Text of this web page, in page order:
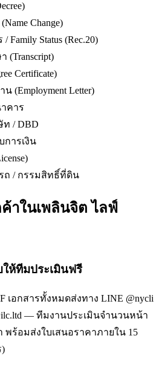
Change)
Status (Rec.20)
(Transcript)
Certificate)
(Employment Letter)
คาร
/ DBD
การเงิน
ถ / กรรมสิทธิ์ที่ดิน
าในเพลินจิต ไลฟ์
ห้ทีมประเมินฟรี
เอกสารทั้งหมดส่งทาง LINE @nycli
— ทีมงานประเมินจำนวนหน้า
พร้อมส่งใบเสนอราคาภายใน 15